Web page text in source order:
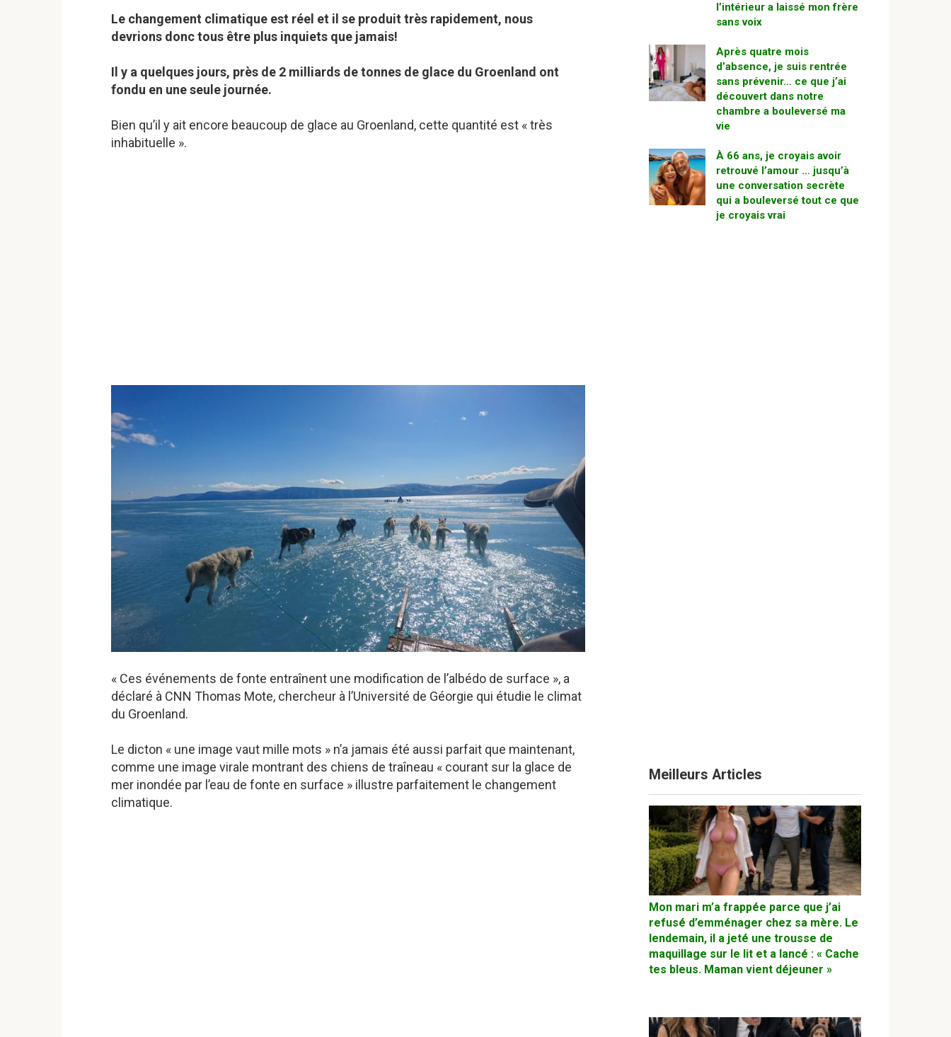
Le changement climatique est réel et il se produit très rapidement, nous
devrions donc tous être plus inquiets que jamais!
Il y a quelques jours, près de 2 milliards de tonnes de glace du Groenland ont
fondu en une seule journée.
Bien qu’il y ait encore beaucoup de glace au Groenland, cette quantité est « très
inhabituelle ».
« Ces événements de fonte entraînent une modification de l’albédo de surface », a
déclaré à CNN Thomas Mote, chercheur à l’Université de Géorgie qui étudie le climat
du Groenland.
Le dicton « une image vaut mille mots » n’a jamais été aussi parfait que maintenant,
comme une image virale montrant des chiens de traîneau « courant sur la glace de
mer inondée par l’eau de fonte en surface » illustre parfaitement le changement
climatique.
l’intérieur a laissé mon frère
sans voix
Après quatre mois
d’absence, je suis rentrée
sans prévenir… ce que j’ai
découvert dans notre
chambre a bouleversé ma
vie
À 66 ans, je croyais avoir
retrouvé l’amour … jusqu’à
une conversation secrète
qui a bouleversé tout ce que
je croyais vrai
Meilleurs Articles
Mon mari m’a frappée parce que j’ai
refusé d’emménager chez sa mère. Le
lendemain, il a jeté une trousse de
maquillage sur le lit et a lancé : « Cache
tes bleus. Maman vient déjeuner »